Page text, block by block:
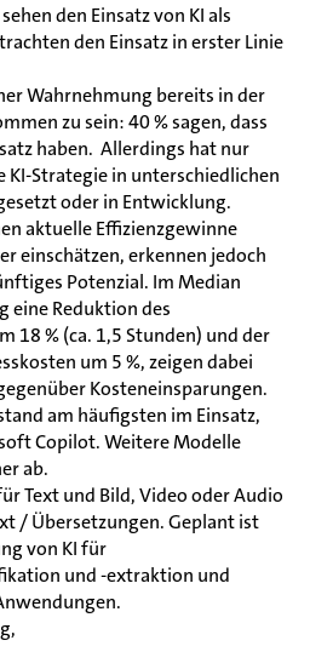
den Einsatz von KI als
den Einsatz ​in erster Linie
Wahrnehmung bereits in der
zu sein: 40 % sagen, dass
haben. Allerdings hat nur
KI-Strategie in unterschiedlichen
oder in Entwicklung.
aktuelle Effizienzgewinne
einschätzen, erkennen jedoch
Potenzial. Im Median
eine Reduktion des
18 % (ca. 1,5 Stunden) und der
um 5 %, zeigen dabei
Kosteneinsparungen.
am häufigsten im Einsatz,
Copilot. Weitere Modelle
ab.
Text und Bild, Video oder Audio
/ Übersetzungen. Geplant ist
von KI für
und -extraktion und